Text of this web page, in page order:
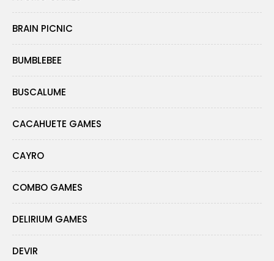
BRAIN PICNIC
BUMBLEBEE
BUSCALUME
CACAHUETE GAMES
CAYRO
COMBO GAMES
DELIRIUM GAMES
DEVIR